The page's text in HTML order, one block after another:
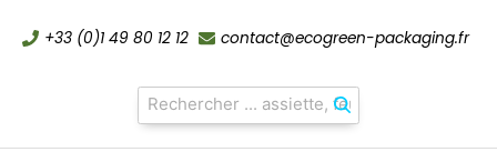
+33 (0)1 49 80 12 12 contact@ecogreen-packaging.fr